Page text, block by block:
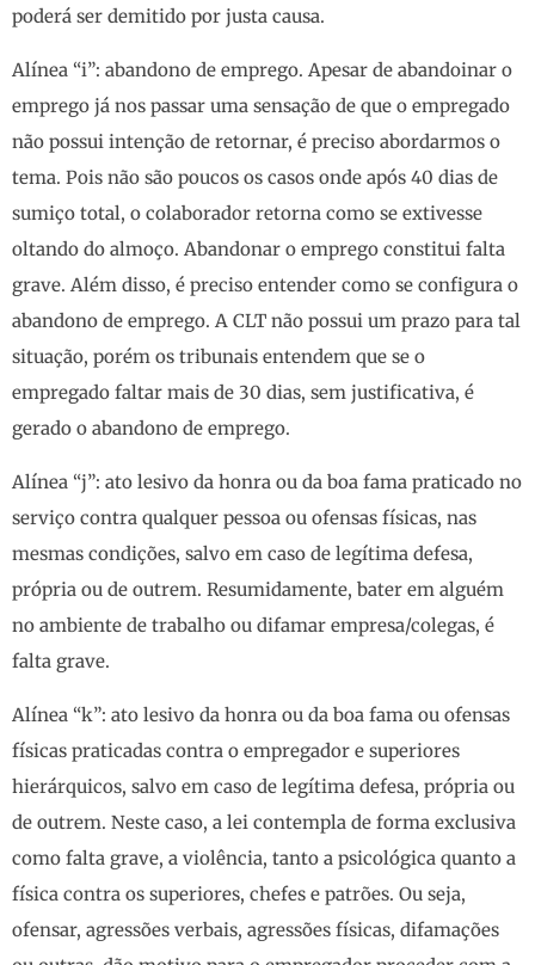
poderá ser demitido por justa causa.
Alínea “i”: abandono de emprego. Apesar de abandoinar o
emprego já nos passar uma sensação de que o empregado
não possui intenção de retornar, é preciso abordarmos o
tema. Pois não são poucos os casos onde após 40 dias de
sumiço total, o colaborador retorna como se extivesse
oltando do almoço. Abandonar o emprego constitui falta
grave. Além disso, é preciso entender como se configura o
abandono de emprego. A CLT não possui um prazo para tal
situação, porém os tribunais entendem que se o
empregado faltar mais de 30 dias, sem justificativa, é
gerado o abandono de emprego.
Alínea “j”: ato lesivo da honra ou da boa fama praticado no
serviço contra qualquer pessoa ou ofensas físicas, nas
mesmas condições, salvo em caso de legítima defesa,
própria ou de outrem. Resumidamente, bater em alguém
no ambiente de trabalho ou difamar empresa/colegas, é
falta grave.
Alínea “k”: ato lesivo da honra ou da boa fama ou ofensas
físicas praticadas contra o empregador e superiores
hierárquicos, salvo em caso de legítima defesa, própria ou
de outrem. Neste caso, a lei contempla de forma exclusiva
como falta grave, a violência, tanto a psicológica quanto a
física contra os superiores, chefes e patrões. Ou seja,
ofensar, agressões verbais, agressões físicas, difamações